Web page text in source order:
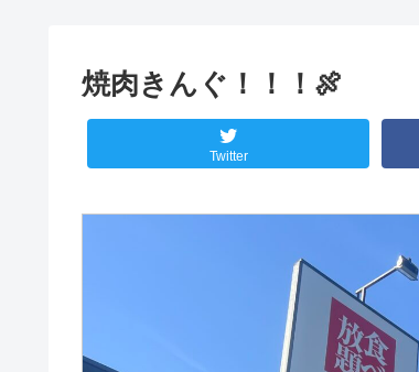
焼肉きんぐ！！！🍖
Twitter